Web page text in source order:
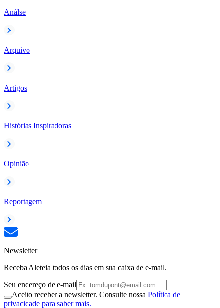
Análse
Arquivo
Artigos
Histórias Inspiradoras
Opinião
Reportagem
Newsletter
Receba Aleteia todos os dias em sua caixa de e-mail.
Seu endereço de e-mail
Aceito receber a newsletter. Consulte nossa Política de
privacidade para saber mais.